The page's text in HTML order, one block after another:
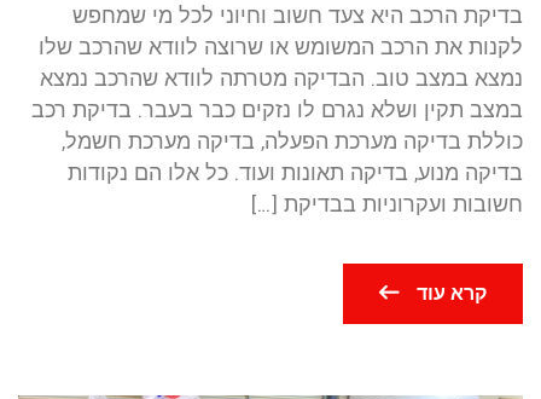
בדיקת הרכב היא צעד חשוב וחיוני לכל מי שמחפש
לקנות את הרכב המשומש או שרוצה לוודא שהרכב שלו
נמצא במצב טוב. הבדיקה מטרתה לוודא שהרכב נמצא
במצב תקין ושלא נגרם לו נזקים כבר בעבר. בדיקת רכב
כוללת בדיקה מערכת הפעלה, בדיקה מערכת חשמל,
בדיקה מנוע, בדיקה תאונות ועוד. כל אלו הם נקודות
חשובות ועקרוניות בבדיקת […]
קרא עוד